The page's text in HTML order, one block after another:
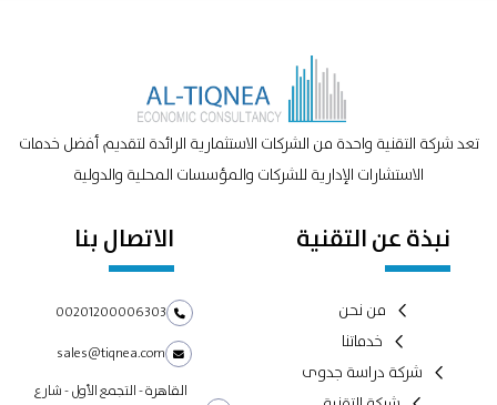
تعد شركة التقنية واحدة من الشركات الاستثمارية الرائدة لتقديم أفضل خدمات
الاستشارات الإدارية للشركات والمؤسسات المحلية والدولية
نبذة عن التقنية
من نحن
خدماتنا
شركة دراسة جدوى
الاتصال بنا
00201200006303
sales@tiqnea.com
القاهرة - التجمع الأول - شارع